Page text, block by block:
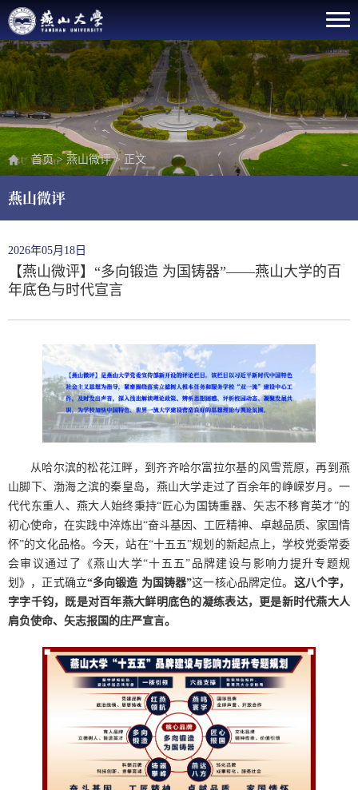
首页>燕山微评> 正文
燕山微评
2026年05月18日
【燕山微评】“多向锻造 为国铸器”——燕山大学的百
年底色与时代宣言
从哈尔滨的松花江畔，到齐齐哈尔富拉尔基的风雪荒原，再到燕
山脚下、渤海之滨的秦皇岛，燕山大学走过了百余年的峥嵘岁月。一
代代东重人、燕大人始终秉持“匠心为国铸重器、矢志不移育英才”的
初心使命，在实践中淬炼出“奋斗基因、工匠精神、卓越品质、家国情
怀”的文化品格。今天，站在“十五五”规划的新起点上，学校党委常委
会审议通过了《燕山大学“十五五”品牌建设与影响力提升专题规
划》，正式确立“多向锻造 为国铸器”这一核心品牌定位。 这八个字，
字字千钧，既是对百年燕大鲜明底色的凝练表达，更是新时代燕大人
肩负使命、矢志报国的庄严宣言。